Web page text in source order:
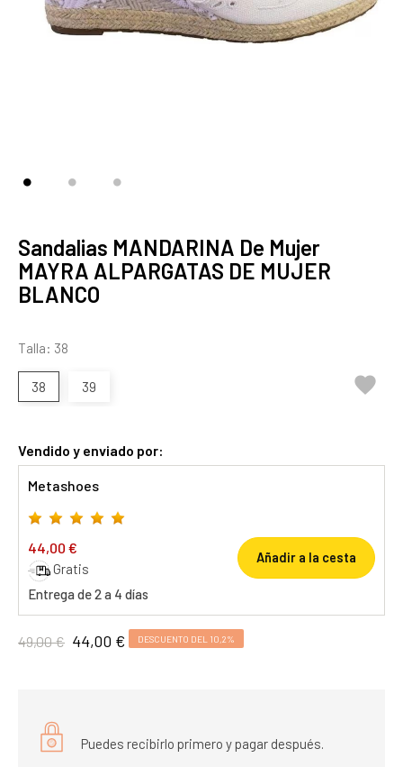
Sandalias MANDARINA De Mujer
MAYRA ALPARGATAS DE MUJER
BLANCO
Talla: 38
38 39 
Vendido y enviado por:
Metashoes
44,00 €
Gratis
Entrega de 2 a 4 días
Añadir a la cesta
49,00 € 44,00 € DESCUENTO DEL 10,2%
Puedes recibirlo primero y pagar después.